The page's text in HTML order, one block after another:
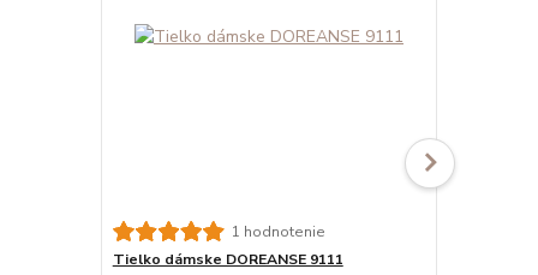
1 hodnotenie
Tielko dámske DOREANSE 9111